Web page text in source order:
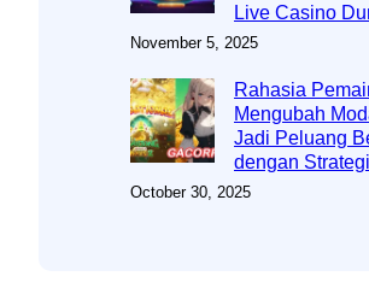
Live Casino
November 5, 2025
Rahasia
Mengubah
Jadi Peluang
dengan
October 30, 2025